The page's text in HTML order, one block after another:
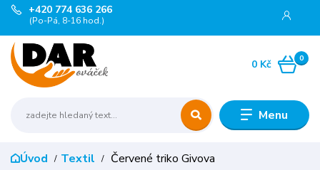
Menu
+420 774 636 266
(Po-Pá, 8-16 hod.)
0
0 Kč
Úvod Textil Červené triko Givova